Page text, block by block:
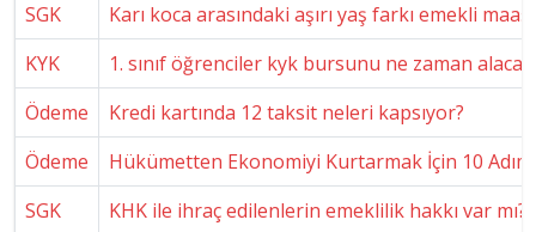
SGK
Karı koca arasındaki aşırı yaş farkı emekli
KYK
1. sınıf öğrenciler kyk bursunu ne zaman
Ödeme
Kredi kartında 12 taksit neleri kapsıyor?
Ödeme
Hükümetten Ekonomiyi Kurtarmak İçin 10 Adım
SGK
KHK ile ihraç edilenlerin emeklilik hakkı var mı?